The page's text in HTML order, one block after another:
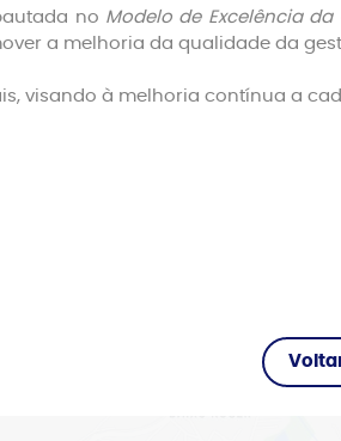
no Modelo de Excelência da
a melhoria da qualidade da
visando à melhoria contínua a